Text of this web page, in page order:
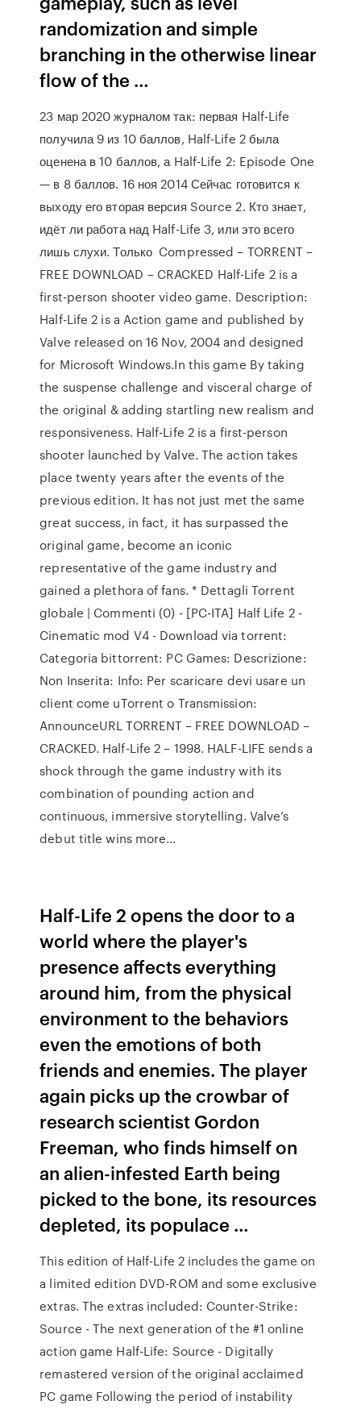
randomization and simple
branching in the otherwise linear
flow of the …
23 мар 2020 журналом так: первая Half-Life
получила 9 из 10 баллов, Half-Life 2 была
оценена в 10 баллов, а Half-Life 2: Episode One
— в 8 баллов. 16 ноя 2014 Сейчас готовится к
выходу его вторая версия Source 2. Кто знает,
идёт ли работа над Half-Life 3, или это всего
лишь слухи. Только Compressed – TORRENT –
FREE DOWNLOAD – CRACKED Half-Life 2 is a
first-person shooter video game. Description:
Half-Life 2 is a Action game and published by
Valve released on 16 Nov, 2004 and designed
for Microsoft Windows.In this game By taking
the suspense challenge and visceral charge of
the original & adding startling new realism and
responsiveness. Half-Life 2 is a first-person
shooter launched by Valve. The action takes
place twenty years after the events of the
previous edition. It has not just met the same
great success, in fact, it has surpassed the
original game, become an iconic
representative of the game industry and
gained a plethora of fans. * Dettagli Torrent
globale | Commenti (0) - [PC-ITA] Half Life 2 -
Cinematic mod V4 - Download via torrent:
Categoria bittorrent: PC Games: Descrizione:
Non Inserita: Info: Per scaricare devi usare un
client come uTorrent o Transmission:
AnnounceURL TORRENT – FREE DOWNLOAD –
CRACKED. Half-Life 2 – 1998. HALF-LIFE sends a
shock through the game industry with its
combination of pounding action and
continuous, immersive storytelling. Valve’s
debut title wins more…
Half-Life 2 opens the door to a
world where the player's
presence affects everything
around him, from the physical
environment to the behaviors
even the emotions of both
friends and enemies. The player
again picks up the crowbar of
research scientist Gordon
Freeman, who finds himself on
an alien-infested Earth being
picked to the bone, its resources
depleted, its populace …
This edition of Half-Life 2 includes the game on
a limited edition DVD-ROM and some exclusive
extras. The extras included: Counter-Strike:
Source - The next generation of the #1 online
action game Half-Life: Source - Digitally
remastered version of the original acclaimed
PC game Following the period of instability